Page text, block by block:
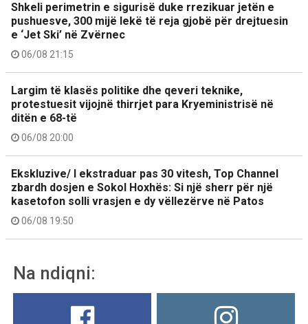
Shkeli perimetrin e sigurisë duke rrezikuar jetën e
pushuesve, 300 mijë lekë të reja gjobë për drejtuesin
e ‘Jet Ski’ në Zvërnec
06/08 21:15
Largim të klasës politike dhe qeveri teknike,
protestuesit vijojnë thirrjet para Kryeministrisë në
ditën e 68-të
06/08 20:00
Ekskluzive/ I ekstraduar pas 30 vitesh, Top Channel
zbardh dosjen e Sokol Hoxhës: Si një sherr për një
kasetofon solli vrasjen e dy vëllezërve në Patos
06/08 19:50
Na ndiqni: